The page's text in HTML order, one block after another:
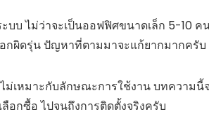
บ ไม่ว่าจะเป็นออฟฟิศขนาดเล็ก 5-10 ค
ผิดรุ่น ปัญหาที่ตามมาจะแก้ยากมากครับ
เหมาะกับลักษณะการใช้งาน บทความนี้
อกซื้อ ไปจนถึงการติดตั้งจริงครับ